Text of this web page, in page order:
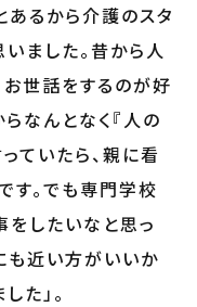
あるから介護のスタ
ました。昔から人
お世話をするのが好
なんとなく『人の
ていたら、親に看
す。でも専門学校
をしたいなと思っ
も近い方がいいか
た」。